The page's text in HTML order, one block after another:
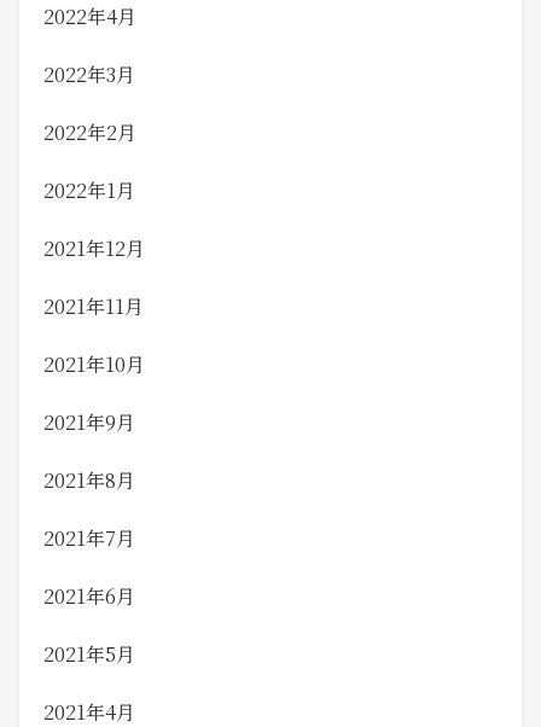
2022年4月
2022年3月
2022年2月
2022年1月
2021年12月
2021年11月
2021年10月
2021年9月
2021年8月
2021年7月
2021年6月
2021年5月
2021年4月